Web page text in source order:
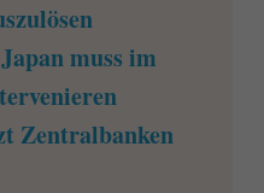
muss im
Zentralbanken